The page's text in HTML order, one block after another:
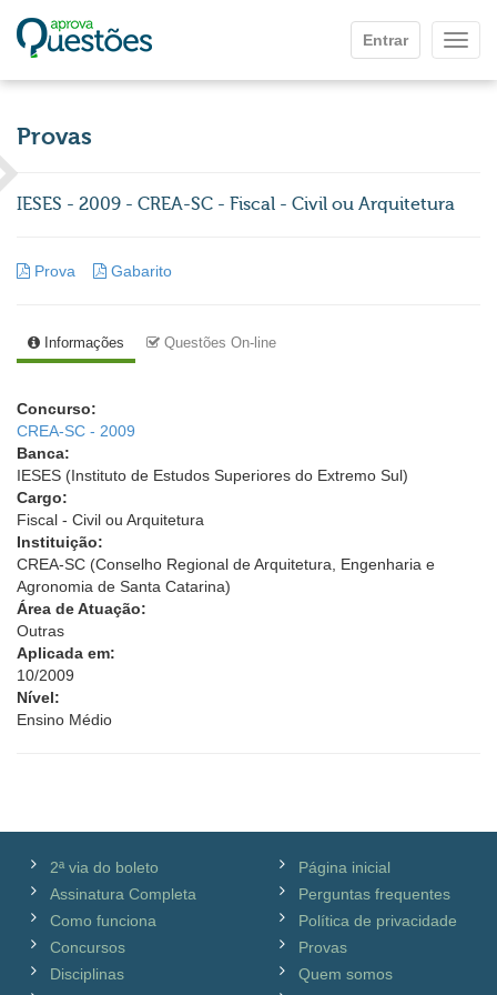
Entrar
Provas
IESES - 2009 - CREA-SC - Fiscal - Civil ou Arquitetura
Prova Gabarito
Informações Questões On-line
Concurso:
CREA-SC - 2009
Banca:
IESES (Instituto de Estudos Superiores do Extremo Sul)
Cargo:
Fiscal - Civil ou Arquitetura
Instituição:
CREA-SC (Conselho Regional de Arquitetura, Engenharia e
Agronomia de Santa Catarina)
Área de Atuação:
Outras
Aplicada em:
10/2009
Nível:
Ensino Médio
2ª via do boleto
Assinatura Completa
Como funciona
Concursos
Disciplinas
Página inicial
Perguntas frequentes
Política de privacidade
Provas
Quem somos